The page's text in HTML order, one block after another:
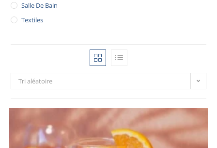
Tri aléatoire
Salle De Bain
Textiles